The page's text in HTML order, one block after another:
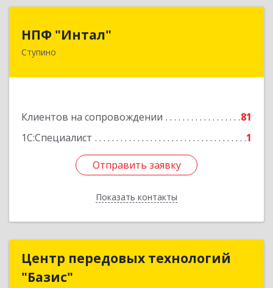
НПФ "Интал"
Ступино
Клиентов на сопровождении
81
1С:Специалист
1
Отправить заявку
Показать контакты
142800, Московская обл, Ступинский р-н,
Отправить заявку
Назад
Центр передовых технологий
"Базис"
Центр передовых технологий